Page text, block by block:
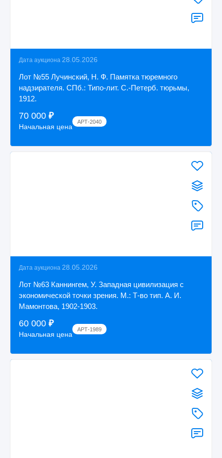
Дата аукциона 28.05.2026
Лот №55 Лучинский, Н. Ф. Памятка тюремного
надзирателя. СПб.: Типо-лит. С.-Петерб. тюрьмы,
1912.
70 000 ₽
Начальная цена
АРТ-2040
Дата аукциона 28.05.2026
Лот №63 Каннингем, У. Западная цивилизация с
экономической точки зрения. М.: Т-во тип. А. И.
Мамонтова, 1902-1903.
60 000 ₽
Начальная цена
АРТ-1989